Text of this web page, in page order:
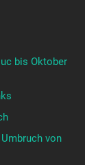
bis Oktober
von